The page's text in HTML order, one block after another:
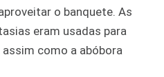
o banquete. As
eram usadas para
como a abóbora